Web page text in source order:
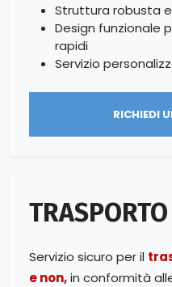
Struttura robusta
Design funzionale
rapidi
Servizio
RICHIEDI
Servizio sicuro per il
e non,in conformità